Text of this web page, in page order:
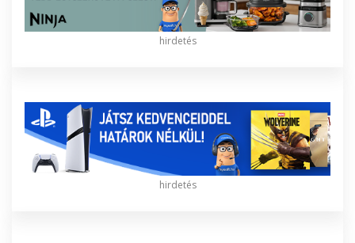
hirdetés
hirdetés